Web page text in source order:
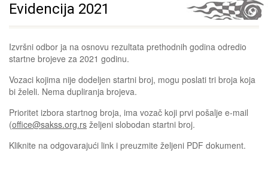
Evidencija 2021
Izvršni odbor ja na osnovu rezultata prethodnih godina odredio
startne brojeve za 2021 godinu.
Vozaci kojima nije dodeljen startni broj, mogu poslati tri broja koja
bi želeli. Nema dupliranja brojeva.
Prioritet izbora startnog broja, ima vozač koji prvi pošalje e-mail
(office@sakss.org.rs željeni slobodan startni broj.
Kliknite na odgovarajući link i preuzmite željeni PDF dokument.